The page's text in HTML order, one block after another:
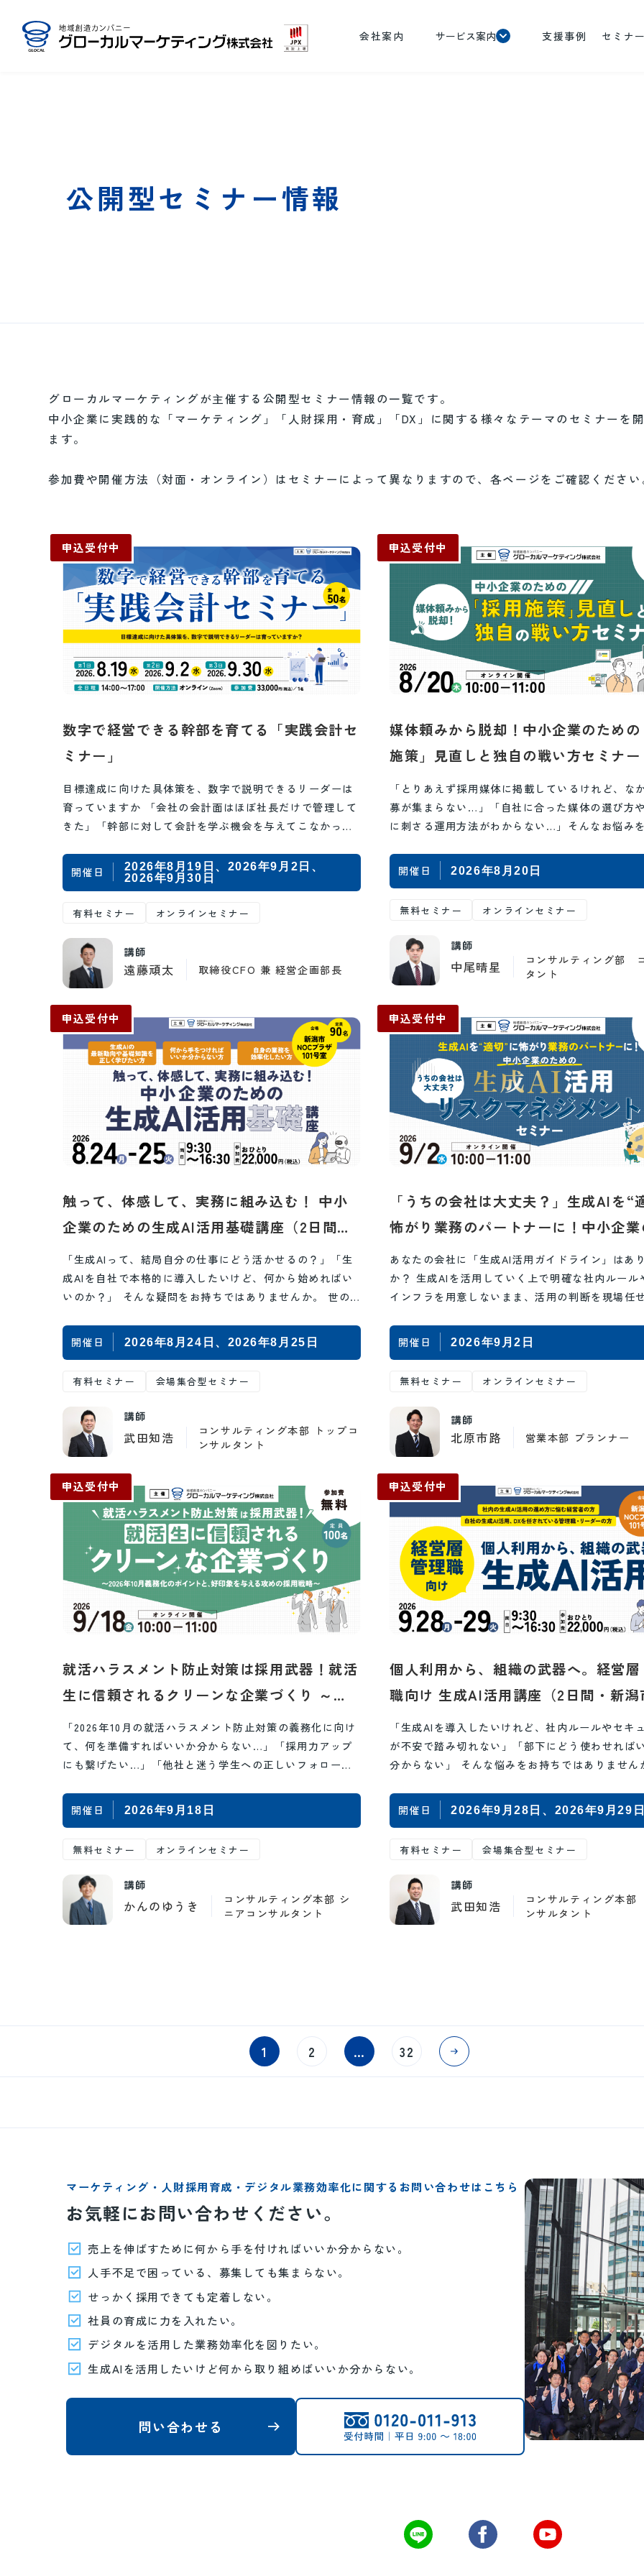
会社案内 サービス案内 支援事例 セミナ
公開型セミナー情報
グローカルマーケティングが主催する公開型セミナー情報の一覧です。
中小企業に実践的な「マーケティング」「人財採用・育成」「DX」に関する様々なテーマのセミナーを
ます。
参加費や開催方法（対面・オンライン）はセミナーによって異なりますので、各ページをご確認くださ
申込受付中
開催日 2026年8月19日
2026年9月2日
2026年9月30日
有料セミナー オンラインセミナー
数字で経営できる幹部を育てる「実践会計セ
ミナー」
目標達成に向けた具体策を、数字で説明できるリーダーは
育っていますか 「会社の会計面はほぼ社長だけで管理して
きた」「幹部に対して会計を学ぶ機会を与えてこなかっ
講師
遠藤頑太 取締役CFO 兼 経営企画部長
申込受付中
開催日 2026年8月20日
無料セミナー オンラインセミナー
媒体頼みから脱却！中小企業のため
施策」見直しと独自の戦い方セミナー
「とりあえず採用媒体に掲載しているけれど、な
募が集まらない…」「自社に合った媒体の選び方
に刺さる運用方法がわからない…」そんなお悩み
講師
中尾晴星
コンサルティング部
タント
申込受付中
開催日 2026年8月24日 2026年8月25日
有料セミナー 会場集合型セミナー
触って、体感して、実務に組み込む！ 中小
企業のための生成AI活用基礎講座（2日間・
新潟市開催）
「生成AIって、結局自分の仕事にどう活かせるの？」「生
成AIを自社で本格的に導入したいけど、何から始めればい
いのか？」 そんな疑問をお持ちではありませんか。 世の
講師
武田知浩
コンサルティング本部 トップコ
ンサルタント
申込受付中
開催日 2026年9月2日
無料セミナー オンラインセミナー
「うちの会社は大丈夫？」生成AIを“
怖がり業務のパートナーに！中小企
の生成AI活用リスクマネジメントセ
あなたの会社に「生成AI活用ガイドライン」はあ
か？ 生成AIを活用していく上で明確な社内ルール
インフラを用意しないまま、活用の判断を現場任
講師
北原市路 営業本部 プランナー
申込受付中
開催日 2026年9月18日
無料セミナー オンラインセミナー
就活ハラスメント防止対策は採用武器！就活
生に信頼されるクリーンな企業づくり ～
2026年10月義務化のポイントと、好印象を
与える攻めの採用戦略～
「2026年10月の就活ハラスメント防止対策の義務化に向け
て、何を準備すればいいか分からない…」「採用力アップ
にも繋げたい…」「他社と迷う学生への正しいフォローや
講師
かんのゆうき
コンサルティング本部 シ
ニアコンサルタント
申込受付中
開催日 2026年9月28日 2026年9月29
有料セミナー 会場集合型セミナー
個人利用から、組織の武器へ。経営
職向け 生成AI活用講座（2日間・新潟
催）
「生成AIを導入したいけれど、社内ルールやセキ
が不安で踏み切れない」「部下にどう使わせれば
分からない」 そんな悩みをお持ちではありません
講師
武田知浩
コンサルティング本部
ンサルタント
1 2 … 32
マーケティング・人財採用育成・デジタル業務効率化に関するお問い合わせはこちら
お気軽にお問い合わせください。
売上を伸ばすために何から手を付ければいいか分からない。
人手不足で困っている、募集しても集まらない。
せっかく採用できても定着しない。
社員の育成に力を入れたい。
デジタルを活用した業務効率化を図りたい。
生成AIを活用したいけど何から取り組めばいいか分からない。
問い合わせる